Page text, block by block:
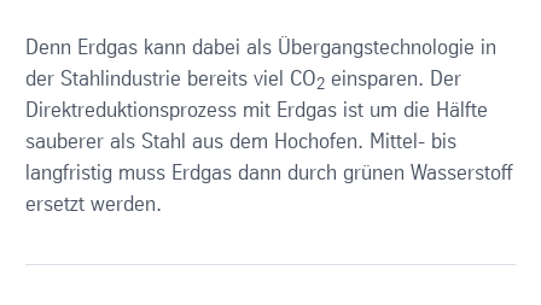
Denn Erdgas kann dabei als Übergangstechnologie in
der Stahlindustrie bereits viel CO2einsparen. Der
Direktreduktionsprozess mit Erdgas ist um die Hälfte
sauberer als Stahl aus dem Hochofen. Mittel- bis
langfristig muss Erdgas dann durch grünen Wasserstoff
ersetzt werden.